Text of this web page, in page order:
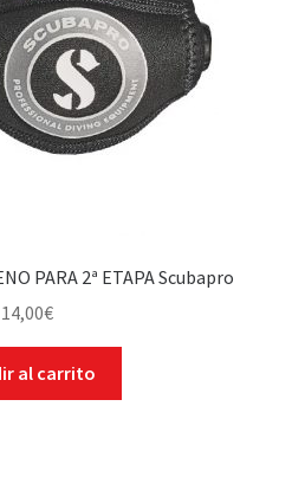
PARA 2ª ETAPA Scubapro
14,00€
al carrito